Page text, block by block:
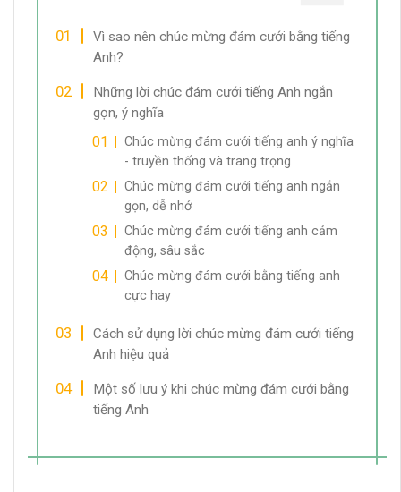
Vì sao nên chúc mừng đám cưới bằng tiếng
Anh?
Những lời chúc đám cưới tiếng Anh ngắn
gọn, ý nghĩa
Chúc mừng đám cưới tiếng anh ý nghĩa
- truyền thống và trang trọng
Chúc mừng đám cưới tiếng anh ngắn
gọn, dễ nhớ
Chúc mừng đám cưới tiếng anh cảm
động, sâu sắc
Chúc mừng đám cưới bằng tiếng anh
cực hay
Cách sử dụng lời chúc mừng đám cưới tiếng
Anh hiệu quả
Một số lưu ý khi chúc mừng đám cưới bằng
tiếng Anh